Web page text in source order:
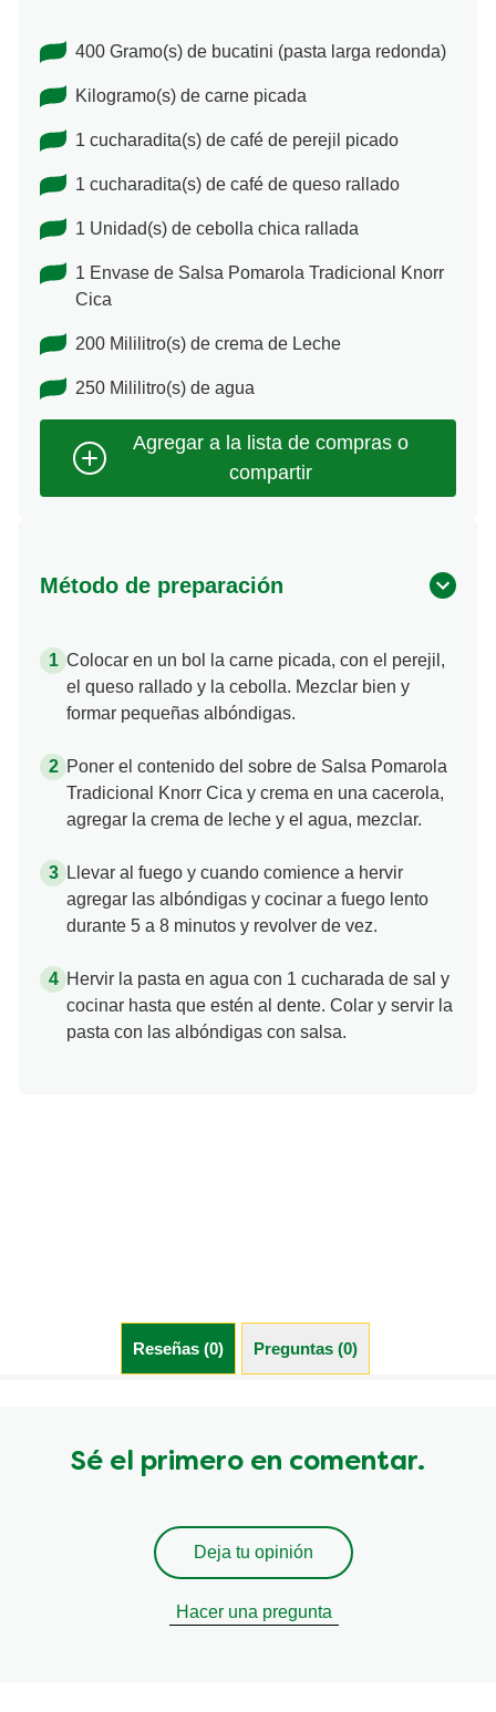
400 Gramo(s) de bucatini (pasta larga redonda)
Kilogramo(s) de carne picada
1 cucharadita(s) de café de perejil picado
1 cucharadita(s) de café de queso rallado
1 Unidad(s) de cebolla chica rallada
1 Envase de Salsa Pomarola Tradicional Knorr
Cica
200 Mililitro(s) de crema de Leche
250 Mililitro(s) de agua
Método de preparación
Colocar en un bol la carne picada, con el perejil,
el queso rallado y la cebolla. Mezclar bien y
formar pequeñas albóndigas.
Poner el contenido del sobre de Salsa Pomarola
Tradicional Knorr Cica y crema en una cacerola,
agregar la crema de leche y el agua, mezclar.
Llevar al fuego y cuando comience a hervir
agregar las albóndigas y cocinar a fuego lento
durante 5 a 8 minutos y revolver de vez.
Hervir la pasta en agua con 1 cucharada de sal y
cocinar hasta que estén al dente. Colar y servir la
pasta con las albóndigas con salsa.
Reseñas (0) Preguntas (0)
Sé el primero en comentar.
Deja tu opinión
Hacer una pregunta